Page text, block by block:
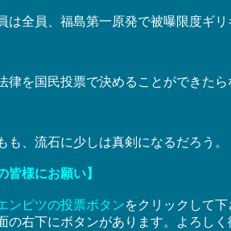
は全員、福島第一原発で被曝限度ギ
律を国民投票で決めることができた
も、流石に少しは真剣になるだろう。
皆様にお願い】
ンピツの投票ボタンをクリックして
の右下にボタンがあります。よろし